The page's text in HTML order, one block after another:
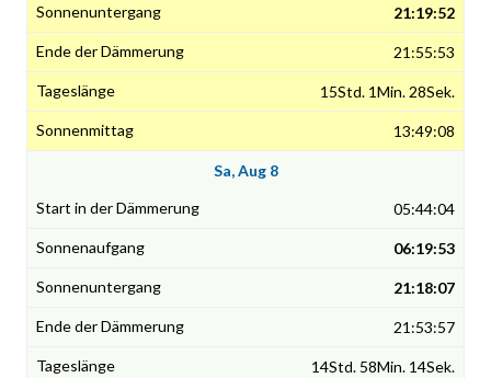
21:19:52
21:55:53
15Std. 1Min. 28Sek.
13:49:08
Sa, Aug 8
05:44:04
06:19:53
21:18:07
21:53:57
14Std. 58Min. 14Sek.